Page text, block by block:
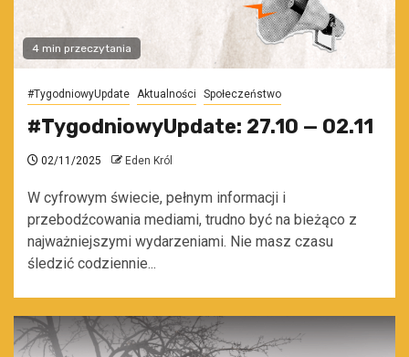
4 min przeczytania
#TygodniowyUpdate Aktualności Społeczeństwo
#TygodniowyUpdate: 27.10 — 02.11
02/11/2025 Eden Król
W cyfrowym świecie, pełnym informacji i
przebodźcowania mediami, trudno być na bieżąco z
najważniejszymi wydarzeniami. Nie masz czasu
śledzić codziennie...